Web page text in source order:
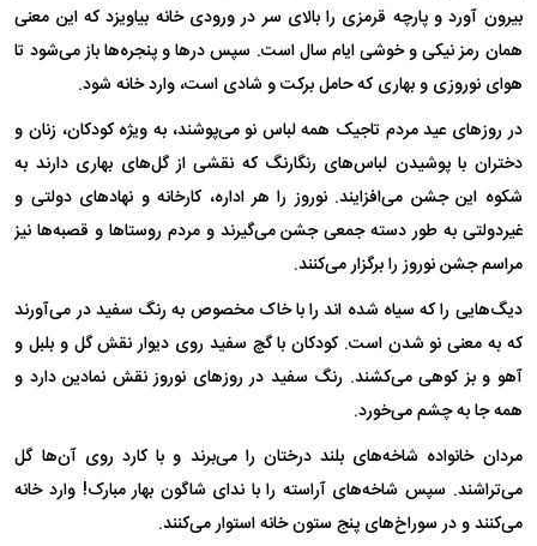
بیرون آورد و پارچه قرمزی را بالای سر در ورودی خانه بیاویزد که این معنی
همان رمز نیکی و خوشی ایام سال است. سپس در‌ها و پنجره‌ها باز می‌شود تا
هوای نوروزی و بهاری که حامل برکت و شادی است، وارد خانه شود.
در روز‌های عید مردم تاجیک همه لباس نو می‌پوشند، به ویژه کودکان، زنان و
دختران با پوشیدن لباس‌های رنگارنگ که نقشی از گل‌های بهاری دارند به
شکوه این جشن می‌افزایند. نوروز را هر اداره، کارخانه و نهاد‌های دولتی و
غیردولتی به طور دسته جمعی جشن می‌گیرند و مردم روستا‌ها و قصبه‌ها نیز
مراسم جشن نوروز را برگزار می‌کنند.
دیگ‌هایی را که سیاه شده اند را با خاک مخصوص به رنگ سفید در می‌آورند
که به معنی نو شدن است. کودکان با گچ سفید روی دیوار نقش گل و بلبل و
آهو و بز کوهی می‌کشند. رنگ سفید در روز‌های نوروز نقش نمادین دارد و
همه جا به چشم می‌خورد.
مردان خانواده شاخه‌های بلند درختان را می‌برند و با کارد روی آن‌ها گل
می‌تراشند. سپس شاخه‌های آراسته را با ندای شاگون بهار مبارک! وارد خانه
می‌کنند و در سوراخ‌های پنج ستون خانه استوار می‌کنند.